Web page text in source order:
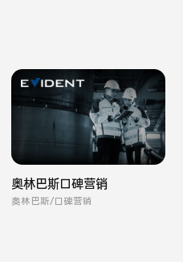
奥林巴斯口碑营销
奥林巴斯/口碑营销